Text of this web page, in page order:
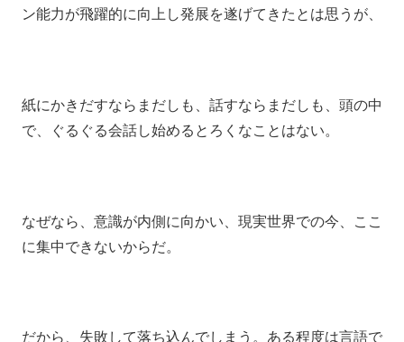
ン能力が飛躍的に向上し発展を遂げてきたとは思うが、
紙にかきだすならまだしも、話すならまだしも、頭の中
で、ぐるぐる会話し始めるとろくなことはない。
なぜなら、意識が内側に向かい、現実世界での今、ここ
に集中できないからだ。
だから、失敗して落ち込んでしまう。ある程度は言語で